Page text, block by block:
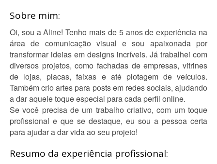
Sobre mim:
Oi, sou a Aline! Tenho mais de 5 anos de experiência na
área de comunicação visual e sou apaixonada por
transformar ideias em designs incríveis. Já trabalhei com
diversos projetos, como fachadas de empresas, vitrines
de lojas, placas, faixas e até plotagem de veículos.
Também crio artes para posts em redes sociais, ajudando
a dar aquele toque especial para cada perfil online.
Se você precisa de um trabalho criativo, com um toque
profissional e que se destaque, eu sou a pessoa certa
para ajudar a dar vida ao seu projeto!
Resumo da experiência profissional: